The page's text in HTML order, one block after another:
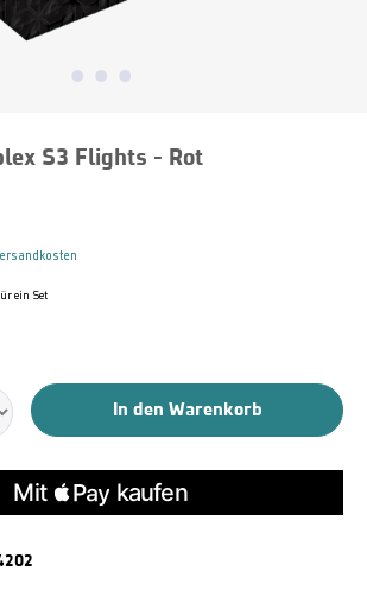
S3 Flights - Rot
ein Set
In den Warenkorb